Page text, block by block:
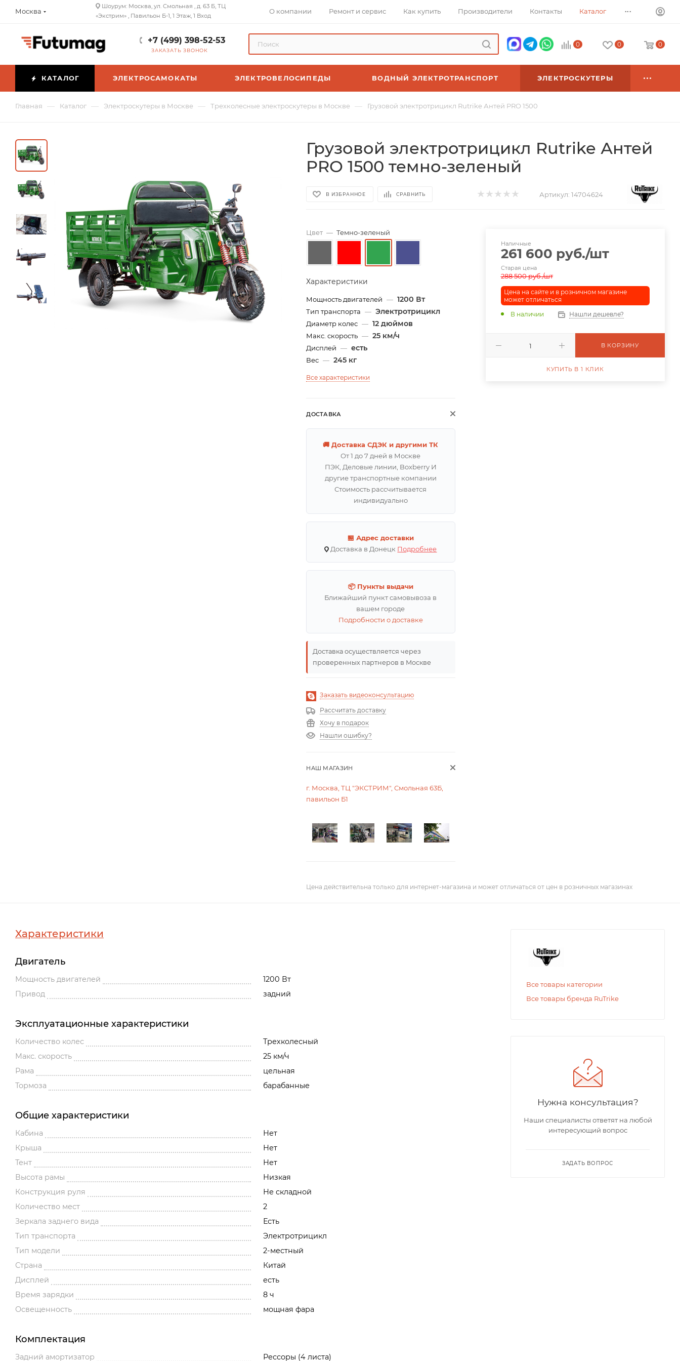
Москва
Шоурум: Москва, ул. Смольная , д. 63 Б, ТЦ
«Экстрим» , Павильон Б-1, 1 Этаж, 1 Вход
О компании Ремонт и сервис Как купить Производители Контакты Каталог ...
+7 (499) 398-52-53
ЗАКАЗАТЬ ЗВОНОК
0 0 0
КАТАЛОГ ЭЛЕКТРОСАМОКАТЫ ЭЛЕКТРОВЕЛОСИПЕДЫ ВОДНЫЙ ЭЛЕКТРОТРАНСПОРТ ЭЛЕКТРОСКУТЕРЫ
Главная — Каталог — Электроскутеры в Москве — Трехколесные электроскутеры в Москве — Грузовой электротрицикл Rutrike Антей PRO 1500
Грузовой электротрицикл Rutrike Антей
PRO 1500 темно-зеленый
В ИЗБРАННОЕ СРАВНИТЬ Артикул: 14704624
Цвет — Темно-зеленый
Характеристики
Мощность двигателей — 1200 Вт
Тип транспорта — Электротрицикл
Диаметр колес — 12 дюймов
Макс. скорость — 25 км/ч
Дисплей — есть
Вес — 245 кг
Все характеристики
ДОСТАВКА
🚚 Доставка СДЭК и другими ТК
От 1 до 7 дней в Москве
ПЭК, Деловые линии, Boxberry И
другие транспортные компании
Стоимость рассчитывается
индивидуально
🏪 Адрес доставки
Доставка в Донецк Подробнее
📦 Пункты выдачи
Ближайший пункт самовывоза в
вашем городе
Подробности о доставке
Доставка осуществляется через
проверенных партнеров в Москве
Заказать видеоконсультацию
Рассчитать доставку
Хочу в подарок
Нашли ошибку?
НАШ МАГАЗИН
г. Москва, ТЦ "ЭКСТРИМ", Смольная 63Б,
павильон Б1
Наличные
261 600 руб./шт
Старая цена
288 500руб./шт
Цена на сайте и в розничном магазине
может отличаться
В наличии
Нашли дешевле?
В КОРЗИНУ
КУПИТЬ В 1 КЛИК
Цена действительна только для интернет-магазина и может отличаться от цен в розничных магазинах
Характеристики
Двигатель
Мощность двигателей
1200 Вт
Привод
задний
Эксплуатационные характеристики
Количество колес
Трехколесный
Макс. скорость
25 км/ч
Рама
цельная
Тормоза
барабанные
Общие характеристики
Кабина
Нет
Крыша
Нет
Тент
Нет
Высота рамы
Низкая
Конструкция руля
Не складной
Количество мест
2
Зеркала заднего вида
Есть
Тип транспорта
Электротрицикл
Тип модели
2-местный
Страна
Китай
Дисплей
есть
Время зарядки
8 ч
Освещенность
мощная фара
Комплектация
Задний амортизатор
Рессоры (4 листа)
Все товары категории
Все товары бренда RuTrike
Нужна консультация?
Наши специалисты ответят на любой
интересующий вопрос
ЗАДАТЬ ВОПРОС